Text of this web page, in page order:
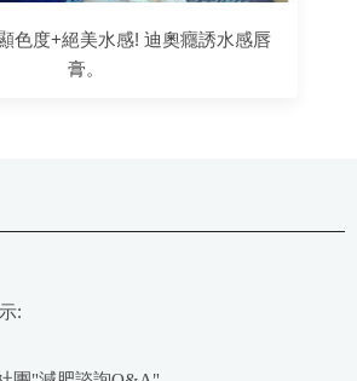
色度+絕美水感! 迪奧癮誘水感唇
膏。
: